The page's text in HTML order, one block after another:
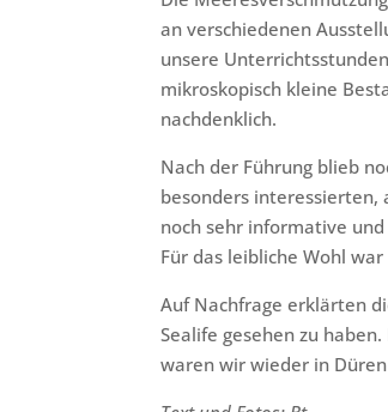
an verschiedenen
unsere
mikroskopisch kleine
nachdenklich.
Nach der Führung blieb
besonders interessierten,
noch sehr informative
Für das leibliche Wohl
Auf Nachfrage erklärten
Sealife gesehen zu
waren wir wieder in